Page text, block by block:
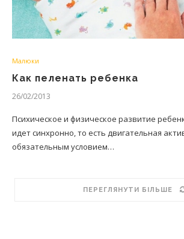
Малюки
Как пеленать ребенка
26/02/2013
Психическое и физическое развитие
идет синхронно, то есть двигательная
обязательным условием…
ПЕРЕГЛЯНУТИ БІЛЬШЕ